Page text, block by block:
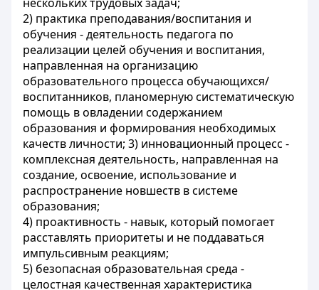
2) практика преподавания/воспитания и
обучения - деятельность педагога по
реализации целей обучения и воспитания,
направленная на организацию
образовательного процесса обучающихся/
воспитанников, планомерную систематическую
помощь в овладении содержанием
образования и формирования необходимых
качеств личности; 3) инновационный процесс -
комплексная деятельность, направленная на
создание, освоение, использование и
распространение новшеств в системе
образования;
4) проактивность - навык, который помогает
расставлять приоритеты и не поддаваться
импульсивным реакциям;
5) безопасная образовательная среда -
целостная качественная характеристика